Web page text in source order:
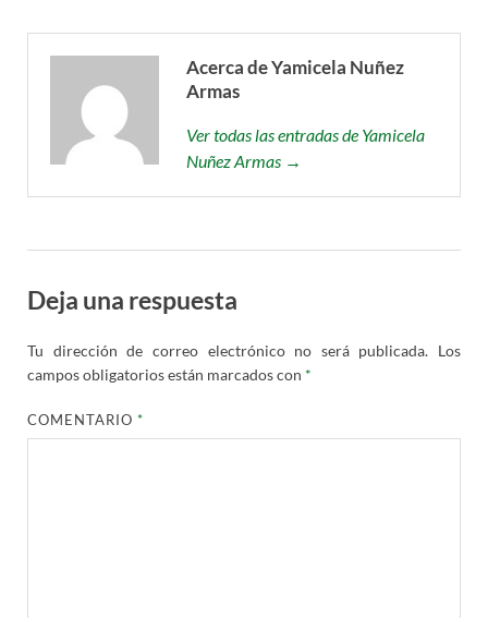
Acerca de Yamicela Nuñez
Armas
Ver todas las entradas de Yamicela
Nuñez Armas →
Deja una respuesta
Tu dirección de correo electrónico no será publicada. Los
campos obligatorios están marcados con *
COMENTARIO*